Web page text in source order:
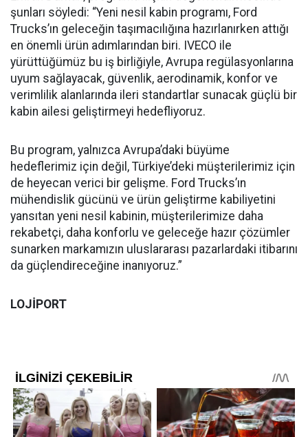
şunları söyledi: “Yeni nesil kabin programı, Ford
Trucks’ın geleceğin taşımacılığına hazırlanırken attığı
en önemli ürün adımlarından biri. IVECO ile
yürüttüğümüz bu iş birliğiyle, Avrupa regülasyonlarına
uyum sağlayacak, güvenlik, aerodinamik, konfor ve
verimlilik alanlarında ileri standartlar sunacak güçlü bir
kabin ailesi geliştirmeyi hedefliyoruz.
Bu program, yalnızca Avrupa’daki büyüme
hedeflerimiz için değil, Türkiye’deki müşterilerimiz için
de heyecan verici bir gelişme. Ford Trucks’ın
mühendislik gücünü ve ürün geliştirme kabiliyetini
yansıtan yeni nesil kabinin, müşterilerimize daha
rekabetçi, daha konforlu ve geleceğe hazır çözümler
sunarken markamızın uluslararası pazarlardaki itibarını
da güçlendireceğine inanıyoruz.”
LOJİPORT